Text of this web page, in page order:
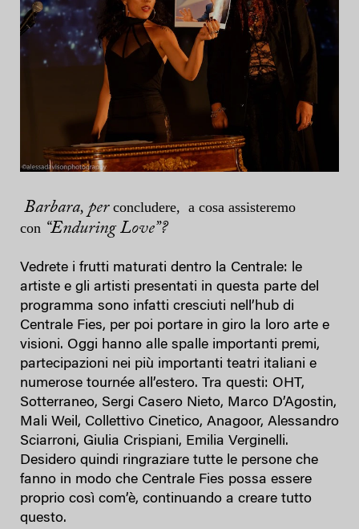
Barbara, per concludere, a cosa assisteremo
con “Enduring Love”?
Vedrete i frutti maturati dentro la Centrale: le
artiste e gli artisti presentati in questa parte del
programma sono infatti cresciuti nell’hub di
Centrale Fies, per poi portare in giro la loro arte e
visioni. Oggi hanno alle spalle importanti premi,
partecipazioni nei più importanti teatri italiani e
numerose tournée all’estero. Tra questi: OHT,
Sotterraneo, Sergi Casero Nieto, Marco D’Agostin,
Mali Weil, Collettivo Cinetico, Anagoor, Alessandro
Sciarroni, Giulia Crispiani, Emilia Verginelli.
Desidero quindi ringraziare tutte le persone che
fanno in modo che Centrale Fies possa essere
proprio così com’è, continuando a creare tutto
questo.